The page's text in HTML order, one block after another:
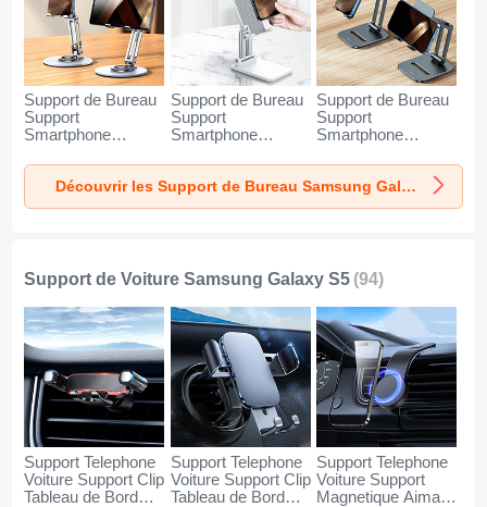
Support de Bureau
Support
Smartphone
Samsung Galaxy
S5 Argent
Support de Bureau
Support
Smartphone
Samsung Galaxy
S5 Blanc
Support de Bureau
Support
Smartphone
Samsung Galaxy
S5 Noir
Découvrir les Support de Bureau Samsung Galaxy S5
Support de Voiture Samsung Galaxy S5 (94)
Support Telephone
Voiture Support Clip
Tableau de Bord
Support Telephone
Voiture Support Clip
Tableau de Bord
Support Telephone
Voiture Support
Magnetique Aimant